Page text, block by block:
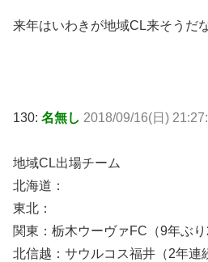
来年はいわきが地域CL来そうだ
130: 名無し 2018/09/16(日)
地域CL出場チーム
北海道：
東北：
関東：栃木ウーヴァFC（9年ぶり
北信越：サウルコス福井（2年連